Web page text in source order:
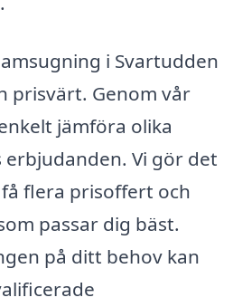
i Svartudden
prisvärt. Genom vår
jämföra olika
Vi gör det
flera prisoffert och
passar dig bäst.
på ditt behov kan